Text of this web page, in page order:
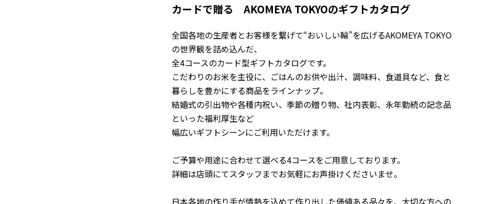
カードで贈る AKOMEYA TOKYOのギフトカタログ
全国各地の生産者とお客様を繋げて“おいしい輪”を広げるAKOMEYA TOKYO
の世界観を詰め込んだ、
全4コースのカード型ギフトカタログです。
こだわりのお米を主役に、ごはんのお供や出汁、調味料、食道具など、食と
暮らしを豊かにする商品をラインナップ。
結婚式の引出物や各種内祝い、季節の贈り物、社内表彰、永年勤続の記念品
といった福利厚生など
幅広いギフトシーンにご利用いただけます。
ご予算や用途に合わせて選べる4コースをご用意しております。
詳細は店頭にてスタッフまでお気軽にお声掛けくださいませ。
日本各地の作り手が情熱を込めて作り出した価値ある品々を、大切な方への